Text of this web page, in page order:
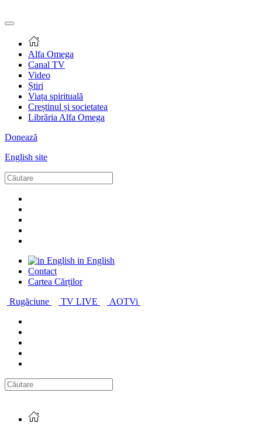
Alfa Omega
Canal TV
Video
Știri
Viața spirituală
Creștinul și societatea
Librăria Alfa Omega
Donează
English site
in English
Contact
Cartea Cărților
Rugăciune
TV LIVE AOTVi